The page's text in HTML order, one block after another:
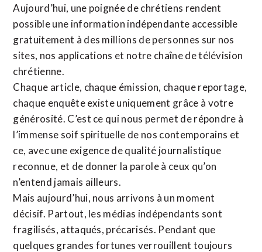
Aujourd’hui, une poignée de chrétiens rendent
possible une information indépendante accessible
gratuitement à des millions de personnes sur nos
sites, nos applications et notre chaîne de télévision
chrétienne.
Chaque article, chaque émission, chaque reportage,
chaque enquête existe uniquement grâce à votre
générosité. C’est ce qui nous permet de répondre à
l’immense soif spirituelle de nos contemporains et
ce, avec une exigence de qualité journalistique
reconnue, et de donner la parole à ceux qu’on
n’entend jamais ailleurs.
Mais aujourd’hui, nous arrivons à un moment
décisif. Partout, les médias indépendants sont
fragilisés, attaqués, précarisés. Pendant que
quelques grandes fortunes verrouillent toujours